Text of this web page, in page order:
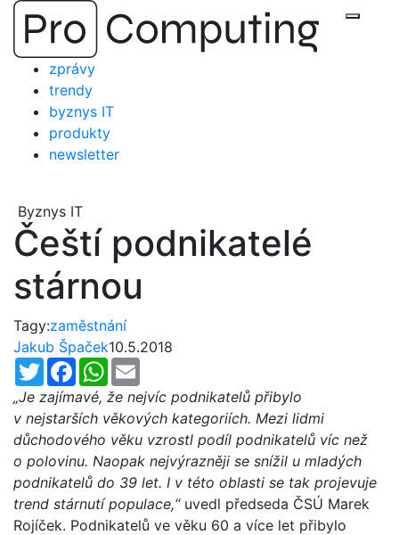
Přejít
obsah
zprávy
trendy
byznys IT
produkty
newsletter
Byznys IT
Čeští podnikatelé
stárnou
Tagy:zaměstnání
Jakub Špaček10.5.2018
TwitterFacebookWhatsApp
„Je zajímavé, že nejvíc podnikatelů přibylo
v nejstarších věkových kategoriích. Mezi lidmi
důchodového věku vzrostl podíl podnikatelů víc než
o polovinu. Naopak nejvýrazněji se snížil u mladých
podnikatelů do 39 let. I v této oblasti se tak projevuje
trend stárnutí populace,“uvedl předseda ČSÚ Marek
Rojíček. Podnikatelů ve věku 60 a více let přibylo